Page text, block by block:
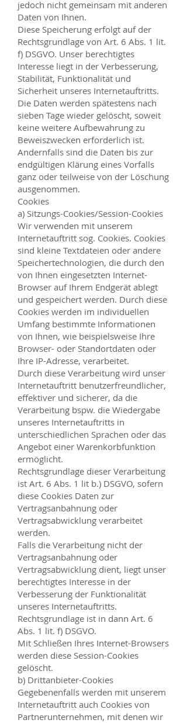
jedoch nicht gemeinsam mit anderen
Daten von Ihnen.
Diese Speicherung erfolgt auf der
Rechtsgrundlage von Art. 6 Abs. 1 lit.
f) DSGVO. Unser berechtigtes
Interesse liegt in der Verbesserung,
Stabilität, Funktionalität und
Sicherheit unseres Internetauftritts.
Die Daten werden spätestens nach
sieben Tage wieder gelöscht, soweit
keine weitere Aufbewahrung zu
Beweiszwecken erforderlich ist.
Andernfalls sind die Daten bis zur
endgültigen Klärung eines Vorfalls
ganz oder teilweise von der Löschung
ausgenommen.
Cookies
a) Sitzungs-Cookies/Session-Cookies
Wir verwenden mit unserem
Internetauftritt sog. Cookies. Cookies
sind kleine Textdateien oder andere
Speichertechnologien, die durch den
von Ihnen eingesetzten Internet-
Browser auf Ihrem Endgerät ablegt
und gespeichert werden. Durch diese
Cookies werden im individuellen
Umfang bestimmte Informationen
von Ihnen, wie beispielsweise Ihre
Browser- oder Standortdaten oder
Ihre IP-Adresse, verarbeitet.
Durch diese Verarbeitung wird unser
Internetauftritt benutzerfreundlicher,
effektiver und sicherer, da die
Verarbeitung bspw. die Wiedergabe
unseres Internetauftritts in
unterschiedlichen Sprachen oder das
Angebot einer Warenkorbfunktion
ermöglicht.
Rechtsgrundlage dieser Verarbeitung
ist Art. 6 Abs. 1 lit b.) DSGVO, sofern
diese Cookies Daten zur
Vertragsanbahnung oder
Vertragsabwicklung verarbeitet
werden.
Falls die Verarbeitung nicht der
Vertragsanbahnung oder
Vertragsabwicklung dient, liegt unser
berechtigtes Interesse in der
Verbesserung der Funktionalität
unseres Internetauftritts.
Rechtsgrundlage ist in dann Art. 6
Abs. 1 lit. f) DSGVO.
Mit Schließen Ihres Internet-Browsers
werden diese Session-Cookies
gelöscht.
b) Drittanbieter-Cookies
Gegebenenfalls werden mit unserem
Internetauftritt auch Cookies von
Partnerunternehmen, mit denen wir